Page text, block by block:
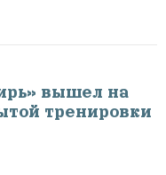
вышел на
тренировки